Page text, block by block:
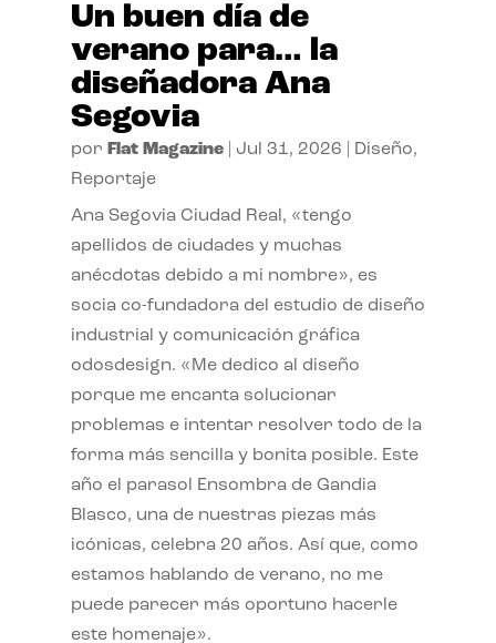
Un buen día de
verano para… la
diseñadora Ana
Segovia
por Flat Magazine| Jul 31, 2026 Diseño,
Reportaje
Ana Segovia Ciudad Real, «tengo
apellidos de ciudades y muchas
anécdotas debido a mi nombre», es
socia co-fundadora del estudio de diseño
industrial y comunicación gráfica
odosdesign. «Me dedico al diseño
porque me encanta solucionar
problemas e intentar resolver todo de la
forma más sencilla y bonita posible. Este
año el parasol Ensombra de Gandia
Blasco, una de nuestras piezas más
icónicas, celebra 20 años. Así que, como
estamos hablando de verano, no me
puede parecer más oportuno hacerle
este homenaje».